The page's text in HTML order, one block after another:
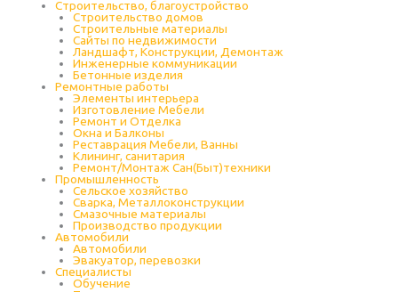
Строительство, благоустройство
Строительство домов
Строительные материалы
Сайты по недвижимости
Ландшафт, Конструкции, Демонтаж
Инженерные коммуникации
Бетонные изделия
Ремонтные работы
Элементы интерьера
Изготовление Мебели
Ремонт и Отделка
Окна и Балконы
Реставрация Мебели, Ванны
Клининг, санитария
Ремонт/Монтаж Сан(Быт)техники
Промышленность
Cельское хозяйство
Сварка, Металлоконструкции
Cмазочные материалы
Производство продукции
Автомобили
Автомобили
Эвакуатор, перевозки
Специалисты
Обучение